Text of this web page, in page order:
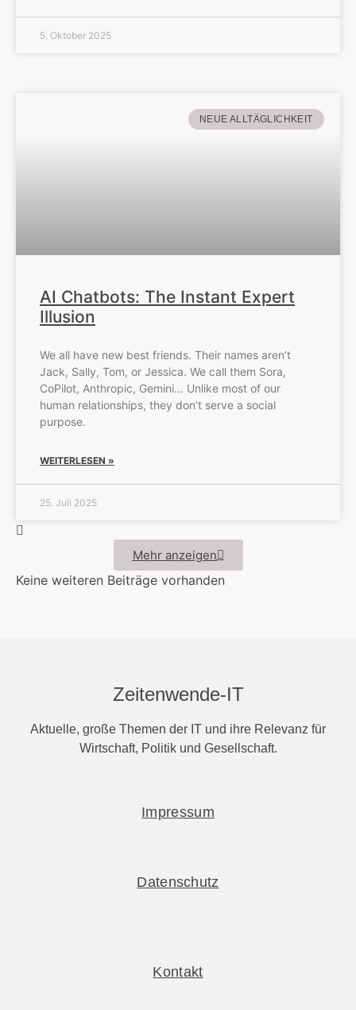
5. Oktober 2025
NEUE ALLTÄGLICHKEIT
AI Chatbots: The Instant Expert
Illusion
We all have new best friends. Their names aren’t
Jack, Sally, Tom, or Jessica. We call them Sora,
CoPilot, Anthropic, Gemini… Unlike most of our
human relationships, they don’t serve a social
purpose.
WEITERLESEN »
25. Juli 2025
Mehr anzeigen
Keine weiteren Beiträge vorhanden
Zeitenwende-IT
Aktuelle, große Themen der IT und ihre Relevanz für
Wirtschaft, Politik und Gesellschaft.
Impressum
Datenschutz
Kontakt